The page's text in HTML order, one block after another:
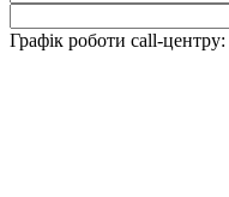
Графік роботи call-центру: